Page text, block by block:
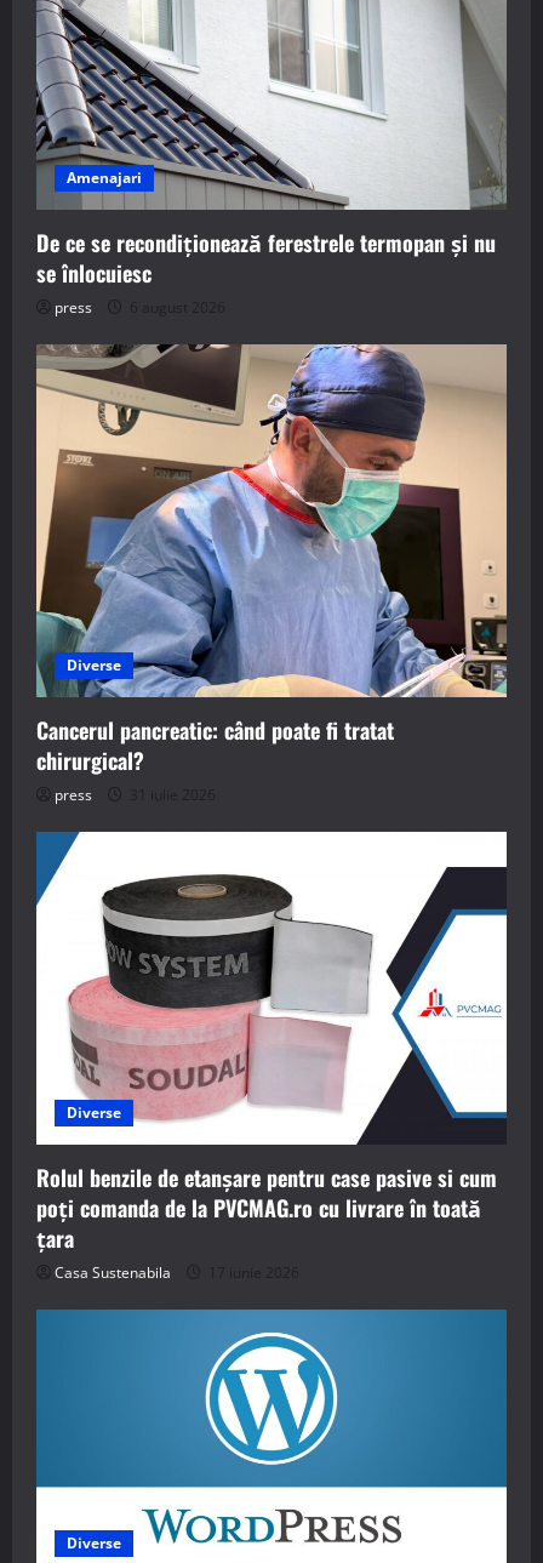
Amenajari
De ce se recondiționează ferestrele termopan și nu
se înlocuiesc
press 6 august 2026
Diverse
Cancerul pancreatic: când poate fi tratat
chirurgical?
press 31 iulie 2026
Diverse
Rolul benzile de etanșare pentru case pasive si cum
poți comanda de la PVCMAG.ro cu livrare în toată
țara
Casa Sustenabila 17 iunie 2026
Diverse